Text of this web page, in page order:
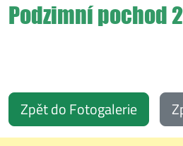
Podzimní pochod
Zpět do Fotogalerie